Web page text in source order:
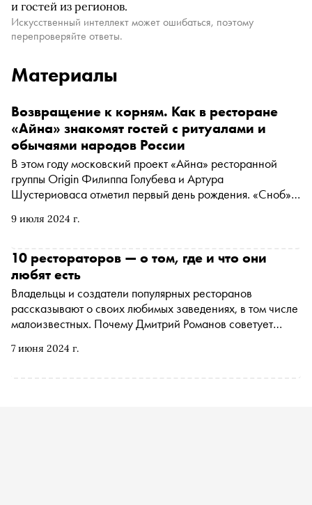
и гостей из регионов.
Искусственный интеллект может ошибаться, поэтому
перепроверяйте ответы.
Материалы
9 июля 2024 г.
Возвращение к корням. Как в ресторане
«Айна» знакомят гостей с ритуалами и
обычаями народов России
В этом году московский проект «Айна» ресторанной
группы Origin Филиппа Голубева и Артура
Шустериоваса отметил первый день рождения. «Сноб»
Дмитрия Нечитайлова, и выяснил, почему кухня народов
ближайшего десятилетия
7 июня 2024 г.
10 рестораторов — о том, где и что они
любят есть
Владельцы и создатели популярных ресторанов
рассказывают о своих любимых заведениях, в том числе
малоизвестных. Почему Дмитрий Романов советует
жалко, где завтракает, обедает и ужинает Александр